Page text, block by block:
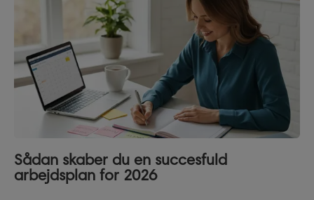
Sådan skaber du en succesfuld
arbejdsplan for 2026